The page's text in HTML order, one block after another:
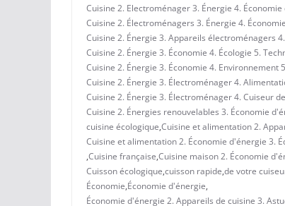
Cuisine 2. Electroménager 3. Énergie 4.
Cuisine 2. Électroménagers 3. Énergie 4.
Cuisine 2. Énergie 3. Appareils électroménagers
Cuisine 2. Énergie 3. Économie 4. Écologie 5.
Cuisine 2. Énergie 3. Économie 4. Environnement
Cuisine 2. Énergie 3. Électroménager 4.
Cuisine 2. Énergie 3. Électroménager 4. Cuiseur
Cuisine 2. Énergies renouvelables 3. Économie
cuisine écologique,Cuisine et alimentation 2.
Cuisine et alimentation 2. Économie d'énergie 3.
,Cuisine française,Cuisine maison 2. Économie
Cuisson écologique,cuisson rapide,de votre
Économie,Économie d'énergie,
Économie d'énergie 2. Appareils de cuisine 3.